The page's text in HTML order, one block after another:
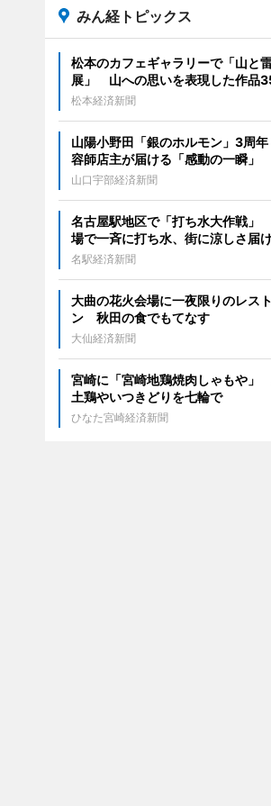
みん経トピックス
松本のカフェギャラリーで「山と
展」 山への思いを表現した作品
松本経済新聞
山陽小野田「銀のホルモン」3周
容師店主が届ける「感動の一瞬」
山口宇部経済新聞
名古屋駅地区で「打ち水大作戦
場で一斉に打ち水、街に涼しさ届
名駅経済新聞
大曲の花火会場に一夜限りのレス
ン 秋田の食でもてなす
大仙経済新聞
宮崎に「宮崎地鶏焼肉しゃもや」
土鶏やいつきどりを七輪で
ひなた宮崎経済新聞